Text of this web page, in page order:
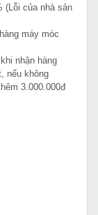
(Lỗi của nhà sản
máy móc
nhận hàng
nếu không
3.000.000đ